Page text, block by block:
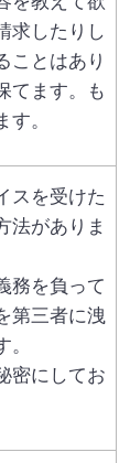
求したりし
ことはあり
てます。も
。
スを受けた
法がありま
務を負って
第三者に洩
密にしてお